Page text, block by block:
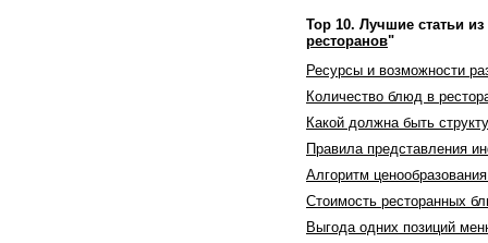
Top 10. Лучшие статьи из
ресторанов"
Ресурсы и возможности
Количество блюд в
Какой должна быть
Правила представления
Алгоритм
Стоимость ресторанных
Выгода одних позиций